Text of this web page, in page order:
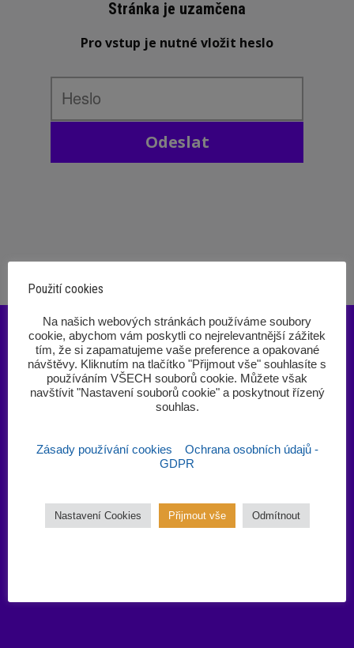
Stránka je uzamčena
Pro vstup je nutné vložit heslo
Odeslat
Použití cookies
‎Na našich webových stránkách používáme soubory
cookie, abychom vám poskytli co nejrelevantnější zážitek
tím, že si zapamatujeme vaše preference a opakované
návštěvy. Kliknutím na tlačítko "Přijmout vše" souhlasíte s
používáním VŠECH souborů cookie. Můžete však
navštívit "Nastavení souborů cookie" a poskytnout řízený
souhlas.‎
Zásady používání cookies
Ochrana osobních údajů -
GDPR
Nastavení Cookies Přijmout vše Odmítnout